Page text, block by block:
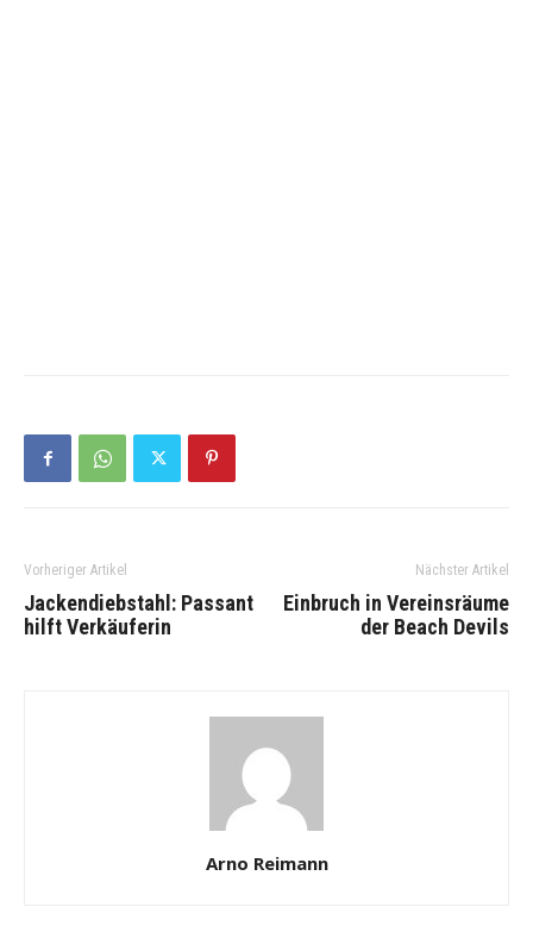
Vorheriger Artikel
Jackendiebstahl: Passant
hilft Verkäuferin
Nächster Artikel
Einbruch in Vereinsräume
der Beach Devils
Arno Reimann